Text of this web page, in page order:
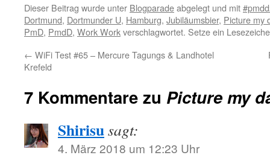
Dieser Beitrag wurde unter Blogparadeabgelegt und mit
Dortmund, Dortmunder U, Hamburg, Jubiläumsbier, Picture my
PmD, PmdD, Work Workverschlagwortet. Setze ein
← WiFi Test #65 – Mercure Tagungs & Landhotel
Krefeld
7 Kommentare zu Picture my
Shirisusagt:
4. März 2018 um 12:23 Uhr